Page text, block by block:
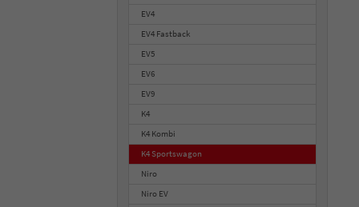
EV4
EV4 Fastback
EV5
EV6
EV9
K4
K4 Kombi
K4 Sportswagon
Niro
Niro EV